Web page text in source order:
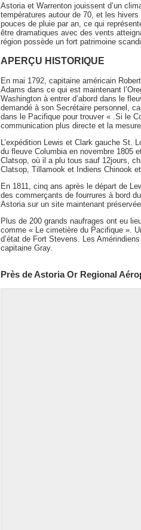
Astoria et Warrenton jouissent d’un
températures autour de 70, et les
pouces de pluie par an, ce qui
être dramatiques avec des vents
région possède un fort patrimoine
APERÇU HISTORIQUE
En mai 1792, capitaine américain
Adams dans ce qui est maintenant
Washington à entrer d’abord dans le
demandé à son Secrétaire personnel,
dans le Pacifique pour trouver « .Si le
communication plus directe et la
L’expédition Lewis et Clark gauche
du fleuve Columbia en novembre 1805
Clatsop, où il a plu tous sauf 12jours,
Clatsop, Tillamook et Indiens Chinook
En 1811, cinq ans après le départ de
des commerçants de fourrures à bord
Astoria sur un site maintenant
Plus de 200 grands naufrages ont eu
comme « Le cimetière du Pacifique ».
d’état de Fort Stevens. Les
capitaine Gray.
Près de Astoria Or Regional